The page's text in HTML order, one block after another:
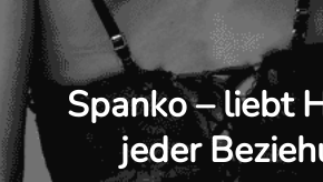
Spanko – liebt
jeder